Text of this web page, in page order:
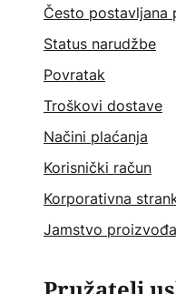
Često postavljana
Status narudžbe
Povratak
Troškovi dostave
Načini plaćanja
Korisnički račun
Korporativna
Jamstvo